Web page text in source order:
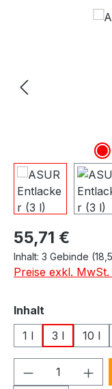
Bildergalerie
Regulärer Preis:
55,71 €
Inhalt: 3 Gebinde
Preise exkl.
Inhalt
1 l
3 l 10 l
Produkt